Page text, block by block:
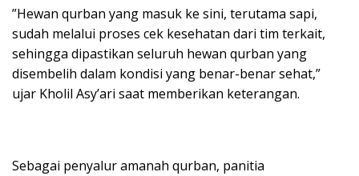
​”Hewan qurban yang masuk ke sini, terutama sapi,
sudah melalui proses cek kesehatan dari tim terkait,
sehingga dipastikan seluruh hewan qurban yang
disembelih dalam kondisi yang benar-benar sehat,”
ujar Kholil Asy’ari saat memberikan keterangan.
​Sebagai penyalur amanah qurban, panitia